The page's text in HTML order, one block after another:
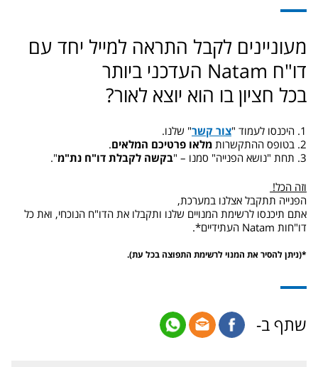
מעוניינים לקבל התראה למייל יחד עם
דו"ח Natam העדכני ביותר
בכל חציון בו הוא יוצא לאור?
1. היכנסו לעמוד " צור קשר" שלנו.
2. בטופס ההתקשרות
מלאו פרטיכם המלאים.
3. תחת "נושא הפנייה" סמנו – "
בקשה לקבלת דו"ח נת"מ".
וזה הכל!
הפנייה תתקבל אצלנו במערכת,
אתם תיכנסו לרשימת המנויים שלנו ותקבלו את הדו"ח הנוכחי, ואת כל
דו"חות Natam העתידיים*.
*(ניתן להסיר את המנוי לרשימת התפוצה בכל עת).
שתף ב-